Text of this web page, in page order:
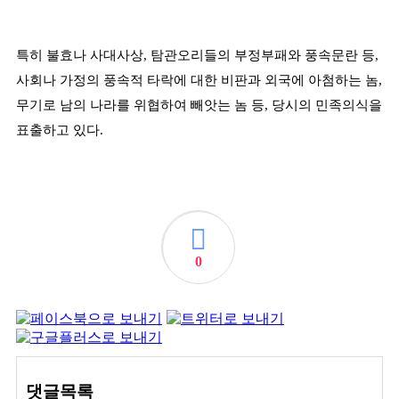
특히 불효나 사대사상, 탐관오리들의 부정부패와 풍속문란 등,
사회나 가정의 풍속적 타락에 대한 비판과 외국에 아첨하는 놈,
무기로 남의 나라를 위협하여 빼앗는 놈 등, 당시의 민족의식을
표출하고 있다.
0
댓글목록